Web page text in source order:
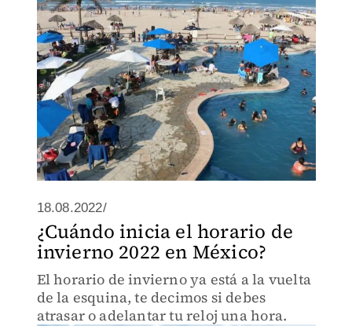
18.08.2022/
¿Cuándo inicia el horario de
invierno 2022 en México?
El horario de invierno ya está a la vuelta
de la esquina, te decimos si debes
atrasar o adelantar tu reloj una hora.